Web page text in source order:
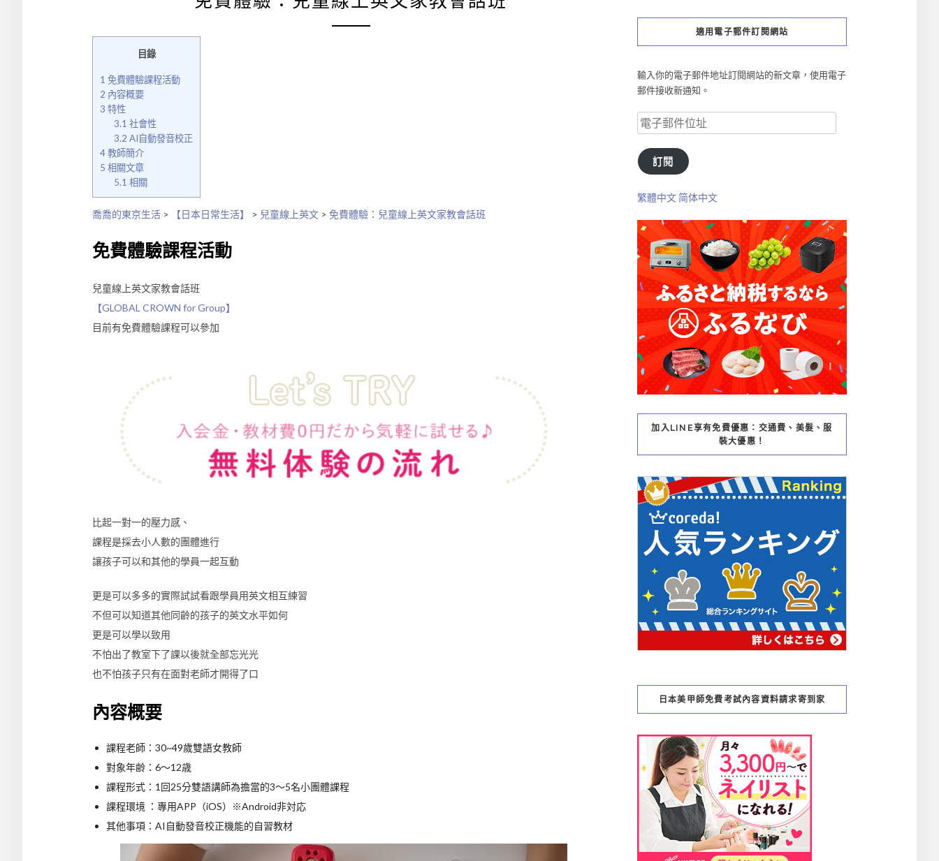
目錄
1 免費體驗課程活動
2 內容概要
3 特性
3.1 社會性
3.2 AI自動發音校正
4教師簡介
5 相關文章
5.1 相關
喬喬的東京生活 > 【日本日常生活】 > 兒童線上英文 > 免費體驗：兒童線上英文家教會話班
免費體驗課程活動
兒童線上英文家教會話班
【GLOBAL CROWN for Group】
目前有免費體驗課程可以參加
比起一對一的壓力感、
課程是採去小人數的團體進行
讓孩子可以和其他的學員一起互動
更是可以多多的實際試試看跟學員用英文相互練習
不但可以知道其他同齡的孩子的英文水平如何
更是可以學以致用
不怕出了教室下了課以後就全部忘光光
也不怕孩子只有在面對老師才開得了口
內容概要
課程老師：30~49歲雙語女教師
對象年齢：6～12歳
課程形式：1回25分雙語講師為擔當的3～5名小團體課程
課程環境 ：專用APP（iOS）※Android非対応
其他事項：AI自動發音校正機能的自習教材
適用電子郵件訂閱網站
輸入你的電子郵件地址訂閱網站的新文章，使用電子
郵件接收新通知。
訂閱
繁體中文 简体中文
加入LINE享有免費優惠：交通費、美髮、服
裝大優惠！
日本美甲師免費考試內容資料請求寄到家